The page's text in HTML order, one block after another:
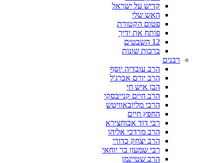
קדיש על ישראל
האש שלי
פטום הקטורת
פותח את ידיך
12 השבטים
ברכות שונות
רבנים
הרב עובדיה יוסף
הרב יורם אברג'ל
הבן איש חי
הרב חיים קנייבסקי
הרבי מליובאוויטש
החפץ חיים
רבי דוד אבוחצירא
הרב מרדכי אליהו
הרב יצחק כדורי
רבי שמעון בר יוחאי
הרב שטיינמן